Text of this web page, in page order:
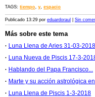
TAGS: tiempo, y, espacio
Publicado 13:29 por eduardoraul Sin
Más sobre este tema
· Luna Llena de Aries 31-03-2018
· Luna Nueva de Piscis 17-3-
· Hablando del Papa Francisco...
· Marte y su acción astrológica
· Luna Llena de Piscis 1-3-2018